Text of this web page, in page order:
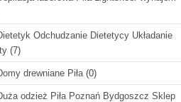
Odchudzanie Dietetycy Układanie
(7)
drewniane Piła(0)
odzież Piła Poznań Bydgoszcz Sklep